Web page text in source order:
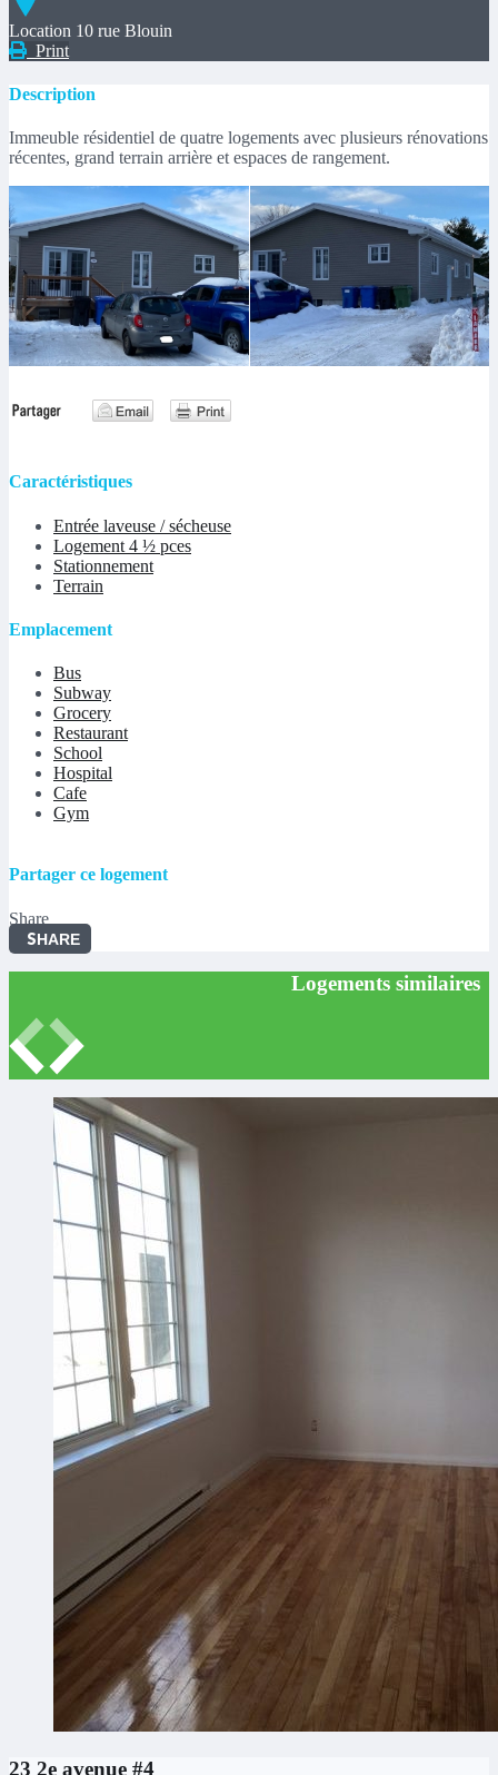
Location 10 rue Blouin
Print
Description
Immeuble résidentiel de quatre logements avec plusieurs rénovations
récentes, grand terrain arrière et espaces de rangement.
Caractéristiques
Entrée laveuse / sécheuse
Logement 4 ½ pces
Stationnement
Terrain
Emplacement
Bus
Subway
Grocery
Restaurant
School
Hospital
Cafe
Gym
Partager ce logement
Share
SHARE
Logements similaires
23 2e avenue #4